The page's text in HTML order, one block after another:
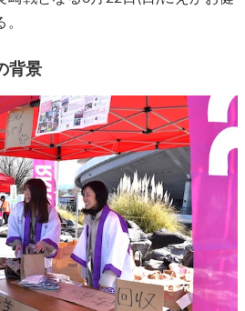
背景